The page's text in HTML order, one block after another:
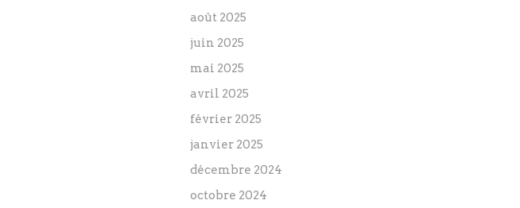
août 2025
juin 2025
mai 2025
avril 2025
février 2025
janvier 2025
décembre 2024
octobre 2024